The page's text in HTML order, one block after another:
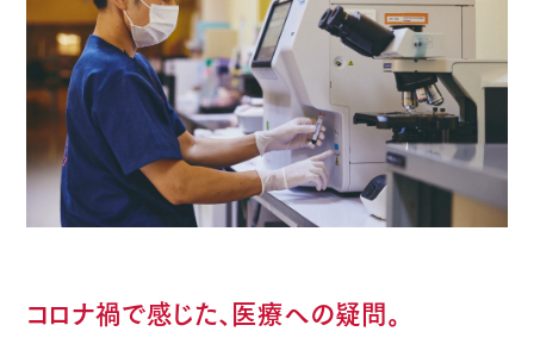
コロナ禍で感じた、医療への疑問。